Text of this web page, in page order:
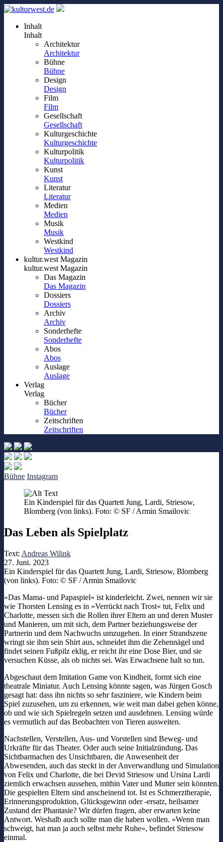
Inhalt
Inhalt
Architektur
Architektur
Bühne
Bühne
Design
Design
Film
Film
Gesellschaft
Gesellschaft
Kulturgeschichte
Kulturgeschichte
Kulturpolitik
Kulturpolitik
Kunst
Kunst
Literatur
Literatur
Medien
Medien
Musik
Musik
Westkind
Westkind
kultur.west Magazin
kultur.west Magazin
Das Magazin
Das Magazin
Dossiers
Dossiers
Archiv
Archiv
Sonderhefte
Sonderhefte
Abos
Abos
Auslage
Auslage
Verlag
Verlag
Bücher
Bücher
Zeitschriften
Zeitschriften
Bühne Instagram
Ein Kinderspiel für das Quartett Jung, Lardi, Striesow,
Blomberg (von links). Foto: © SF / Armin Smailovic
Das Leben als Spielplatz
Text: Andreas Wilink
27. Juni. 2023
Ein Kinderspiel für das Quartett Jung, Lardi, Striesow, Blomberg
(von links). Foto: © SF / Armin Smailovic
»Das Mama- und Papaspiel« ist kinderleicht. Zwei, nennen wir sie
wie Thorsten Lensing es in »Verrückt nach Trost« tut, Felix und
Charlotte, messen sich die Rollen ihrer Eltern an und deren Muster
und Manieren, um mit sich, dem Partner beziehungsweise der
Partnerin und dem Nachwuchs umzugehen. In einer Strandszene
wringt sie ihm sein Shirt aus, schneidet ihm die Zehennägel und
findet seinen Fußpilz eklig, er reicht ihr eine Dose Bier, und sie
versuchen Küsse, als ob nichts sei. Was Erwachsene halt so tun.
Abgeschaut dem Imitation Game von Kindheit, formt sich eine
theatrale Miniatur. Auch Lensing könnte sagen, was Jürgen Gosch
gesagt hat: dass ihn nichts so sehr fasziniere, wie Kindern beim
Spiel zuzusehen, um zu erkennen, wie weit man dabei gehen könne,
ob und wie sich Spielregeln setzen und ausdehnen. Lensing würde
es vermutlich auf das Beobachten von Tieren ausweiten.
Nachstellen, Verstellen, Aus- und Vorstellen sind Beweg- und
Urkräfte für das Theater. Oder auch seine Initialzündung. Das
Sichtbarmachen des Unsichtbaren, die Anwesenheit der
Abwesenden, auch das steckt in der Anverwandlung und Simulation
von Felix und Charlotte, die bei Devid Striesow und Ursina Lardi
ziemlich erwachsen aussehen, mithin Vater und Mutter sein könnten.
Die gespielten Eltern sind anscheinend tot. Ist es Schmerztherapie,
Erinnerungsproduktion, Glücksgewinn oder -ersatz, heilsamer
Zustand der Phantasie? Wir dürfen fragen, aber erwarten keine
Antwort. Weshalb auch sollte man die haben wollen. »Wenn man
schweigt, hat man ja auch selbst mehr Ruhe«, befindet Striesow
einmal.